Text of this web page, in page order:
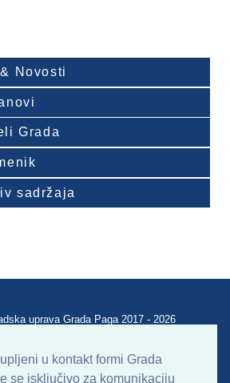
u kontakt formi Grada
se isključivo za komunikaciju
Novosti
Grada
sadržaja
uprava Grada Paga 2017 - 2026